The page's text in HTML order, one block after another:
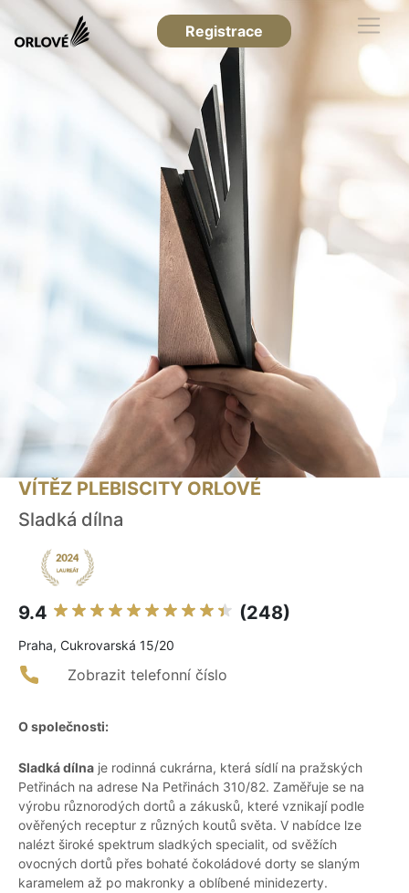
Registrace
VÍTĚZ PLEBISCITY ORLOVÉ
Sladká dílna
9.4 (248)
Praha, Cukrovarská 15/20
Zobrazit telefonní číslo
O společnosti:
Sladká dílna je rodinná cukrárna, která sídlí na pražských
Petřinách na adrese Na Petřinách 310/82. Zaměřuje se na
výrobu různorodých dortů a zákusků, které vznikají podle
ověřených receptur z různých koutů světa. V nabídce lze
nalézt široké spektrum sladkých specialit, od svěžích
ovocných dortů přes bohaté čokoládové dorty se slaným
karamelem až po makronky a oblíbené minidezerty.